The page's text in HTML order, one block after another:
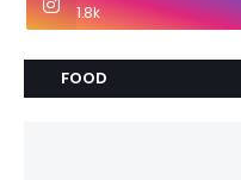
1.8k
FOOD